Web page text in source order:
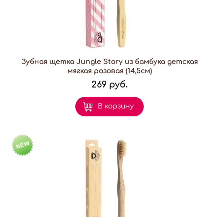
Зубная щетка Jungle Story из бамбука детская
мягкая розовая (14,5см)
269 руб.
В корзину